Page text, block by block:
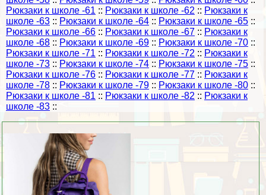
Рюкзаки к школе -61 :: Рюкзаки к школе -62 :: Рюкзаки к
школе -63 :: Рюкзаки к школе -64 :: Рюкзаки к школе -65 ::
Рюкзаки к школе -66 :: Рюкзаки к школе -67 :: Рюкзаки к
школе -68 :: Рюкзаки к школе -69 :: Рюкзаки к школе -70 ::
Рюкзаки к школе -71 :: Рюкзаки к школе -72 :: Рюкзаки к
школе -73 :: Рюкзаки к школе -74 :: Рюкзаки к школе -75 ::
Рюкзаки к школе -76 :: Рюкзаки к школе -77 :: Рюкзаки к
школе -78 :: Рюкзаки к школе -79 :: Рюкзаки к школе -80 ::
Рюкзаки к школе -81 :: Рюкзаки к школе -82 :: Рюкзаки к
школе -83 ::